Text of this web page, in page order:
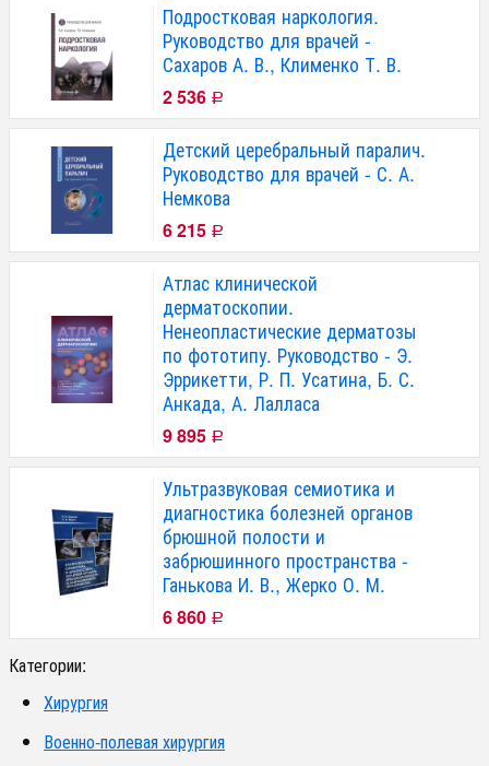
Подростковая наркология.
Руководство для врачей -
Сахаров А. В., Клименко Т. В.
2 536 Р
Детский церебральный паралич.
Руководство для врачей - С. А.
Немкова
6 215 Р
Атлас клинической
дерматоскопии.
Ненеопластические дерматозы
по фототипу. Руководство - Э.
Эррикетти, Р. П. Усатина, Б. С.
Анкада, А. Лалласа
9 895 Р
Ультразвуковая семиотика и
диагностика болезней органов
брюшной полости и
забрюшинного пространства -
Ганькова И. В., Жерко О. М.
6 860 Р
Категории:
Хирургия
Военно-полевая хирургия